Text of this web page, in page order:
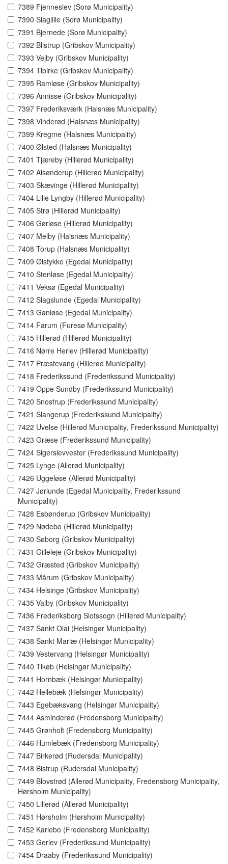
7389 Fjenneslev (Sorø Municipality)
7390 Slaglille (Sorø Municipality)
7391 Bjernede (Sorø Municipality)
7392 Blistrup (Gribskov Municipality)
7393 Vejby (Gribskov Municipality)
7394 Tibirke (Gribskov Municipality)
7395 Ramløse (Gribskov Municipality)
7396 Annisse (Gribskov Municipality)
7397 Frederiksværk (Halsnæs Municipality)
7398 Vinderød (Halsnæs Municipality)
7399 Kregme (Halsnæs Municipality)
7400 Ølsted (Halsnæs Municipality)
7401 Tjæreby (Hillerød Municipality)
7402 Alsønderup (Hillerød Municipality)
7403 Skævinge (Hillerød Municipality)
7404 Lille Lyngby (Hillerød Municipality)
7405 Strø (Hillerød Municipality)
7406 Gørløse (Hillerød Municipality)
7407 Melby (Halsnæs Municipality)
7408 Torup (Halsnæs Municipality)
7409 Ølstykke (Egedal Municipality)
7410 Stenløse (Egedal Municipality)
7411 Veksø (Egedal Municipality)
7412 Slagslunde (Egedal Municipality)
7413 Ganløse (Egedal Municipality)
7414 Farum (Furesø Municipality)
7415 Hillerød (Hillerød Municipality)
7416 Nørre Herlev (Hillerød Municipality)
7417 Præstevang (Hillerød Municipality)
7418 Frederikssund (Frederikssund Municipality)
7419 Oppe Sundby (Frederikssund Municipality)
7420 Snostrup (Frederikssund Municipality)
7421 Slangerup (Frederikssund Municipality)
7422 Uvelse (Hillerød Municipality, Frederikssund Municipality)
7423 Græse (Frederikssund Municipality)
7424 Sigerslevvester (Frederikssund Municipality)
7425 Lynge (Allerød Municipality)
7426 Uggeløse (Allerød Municipality)
7427 Jørlunde (Egedal Municipality, Frederikssund
Municipality)
7428 Esbønderup (Gribskov Municipality)
7429 Nødebo (Hillerød Municipality)
7430 Søborg (Gribskov Municipality)
7431 Gilleleje (Gribskov Municipality)
7432 Græsted (Gribskov Municipality)
7433 Mårum (Gribskov Municipality)
7434 Helsinge (Gribskov Municipality)
7435 Valby (Gribskov Municipality)
7436 Frederiksborg Slotssogn (Hillerød Municipality)
7437 Sankt Olai (Helsingør Municipality)
7438 Sankt Mariæ (Helsingør Municipality)
7439 Vestervang (Helsingør Municipality)
7440 Tikøb (Helsingør Municipality)
7441 Hornbæk (Helsingør Municipality)
7442 Hellebæk (Helsingør Municipality)
7443 Egebæksvang (Helsingør Municipality)
7444 Asminderød (Fredensborg Municipality)
7445 Grønholt (Fredensborg Municipality)
7446 Humlebæk (Fredensborg Municipality)
7447 Birkerød (Rudersdal Municipality)
7448 Bistrup (Rudersdal Municipality)
7449 Blovstrød (Allerød Municipality, Fredensborg Municipality,
Hørsholm Municipality)
7450 Lillerød (Allerød Municipality)
7451 Hørsholm (Hørsholm Municipality)
7452 Karlebo (Fredensborg Municipality)
7453 Gerlev (Frederikssund Municipality)
7454 Draaby (Frederikssund Municipality)